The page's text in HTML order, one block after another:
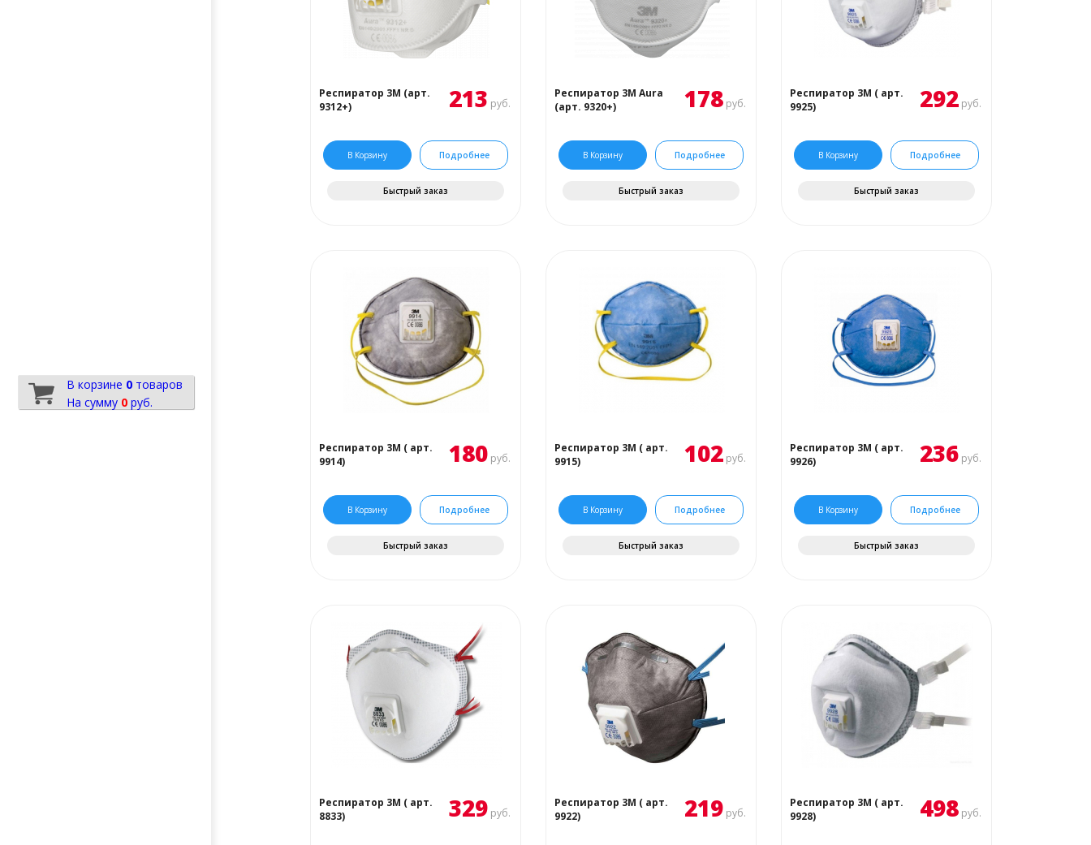
В корзине 0товаров
На сумму 0руб.
Респиратор 3М (арт.
9312+)
213 руб.
В Корзину Подробнее
Быстрый заказ
Респиратор 3М Aura
(арт. 9320+)
178 руб.
В Корзину Подробнее
Быстрый заказ
Респиратор 3М ( арт.
9925)
292 руб.
В Корзину Подробнее
Быстрый заказ
Респиратор 3М ( арт.
9914)
180 руб.
В Корзину Подробнее
Быстрый заказ
Респиратор 3М ( арт.
9915)
102 руб.
В Корзину Подробнее
Быстрый заказ
Респиратор 3М ( арт.
9926)
236 руб.
В Корзину Подробнее
Быстрый заказ
Респиратор 3М ( арт.
8833)
329 руб.
Респиратор 3М ( арт.
9922)
219 руб.
Респиратор 3М ( арт.
9928)
498 руб.